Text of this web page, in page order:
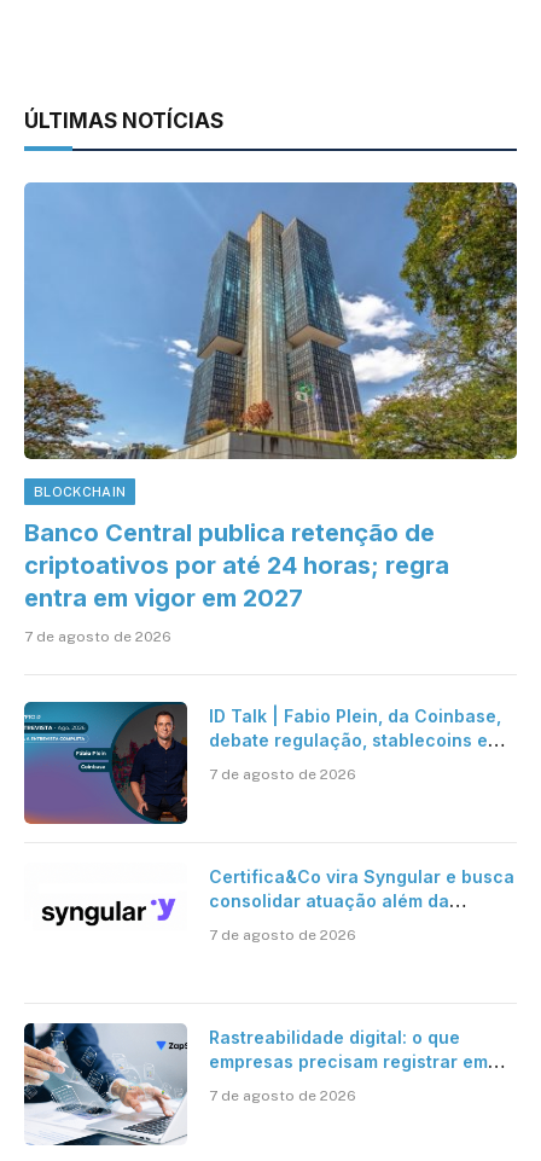
ÚLTIMAS NOTÍCIAS
BLOCKCHAIN
Banco Central publica retenção de
criptoativos por até 24 horas; regra
entra em vigor em 2027
7 de agosto de 2026
ID Talk | Fabio Plein, da Coinbase,
debate regulação, stablecoins e
7 de agosto de 2026
Certifica&Co vira Syngular e busca
consolidar atuação além da
7 de agosto de 2026
Rastreabilidade digital: o que
empresas precisam registrar em
7 de agosto de 2026